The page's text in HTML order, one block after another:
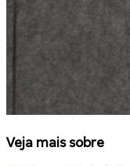
Veja mais sobre